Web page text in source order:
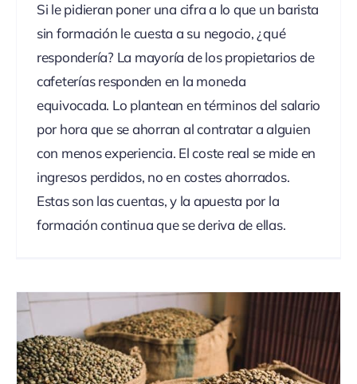
Si le pidieran poner una cifra a lo que un barista
sin formación le cuesta a su negocio, ¿qué
respondería? La mayoría de los propietarios de
cafeterías responden en la moneda
equivocada. Lo plantean en términos del salario
por hora que se ahorran al contratar a alguien
con menos experiencia. El coste real se mide en
ingresos perdidos, no en costes ahorrados.
Estas son las cuentas, y la apuesta por la
formación continua que se deriva de ellas.